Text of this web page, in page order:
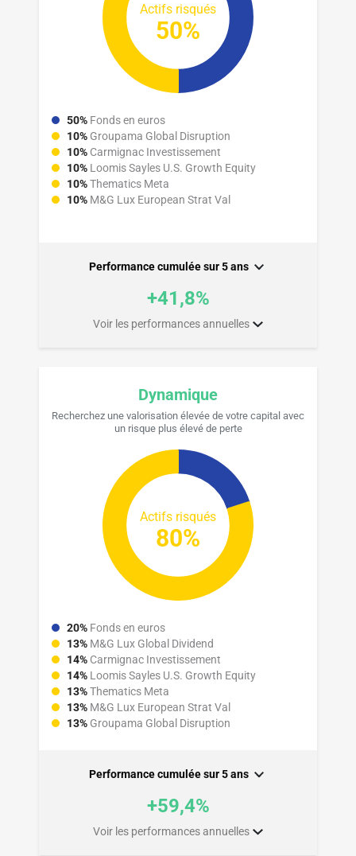
Actifs risqués
50%
50% Fonds en euros
10% Groupama Global Disruption
10% Carmignac Investissement
10% Loomis Sayles U.S. Growth Equity
10% Thematics Meta
10% M&G Lux European Strat Val
Performance cumulée sur5 ans
+41,8%
Voir les performances annuelles
Dynamique
Recherchez une valorisation élevée de votre capital avec
un risque plus élevé de perte
Actifs risqués
80%
20% Fonds en euros
13% M&G Lux Global Dividend
14% Carmignac Investissement
14% Loomis Sayles U.S. Growth Equity
13% Thematics Meta
13% M&G Lux European Strat Val
13% Groupama Global Disruption
Performance cumulée sur5 ans
+59,4%
Voir les performances annuelles